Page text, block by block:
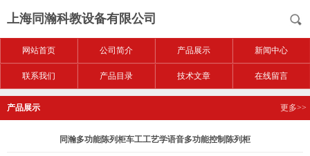
上海同瀚科教设备有限公司
网站首页 公司简介 产品展示 新闻中心
联系我们 产品目录 技术文章 在线留言
产品展示 更多>>
同瀚多功能陈列柜车工工艺学语音多功能控制陈列柜